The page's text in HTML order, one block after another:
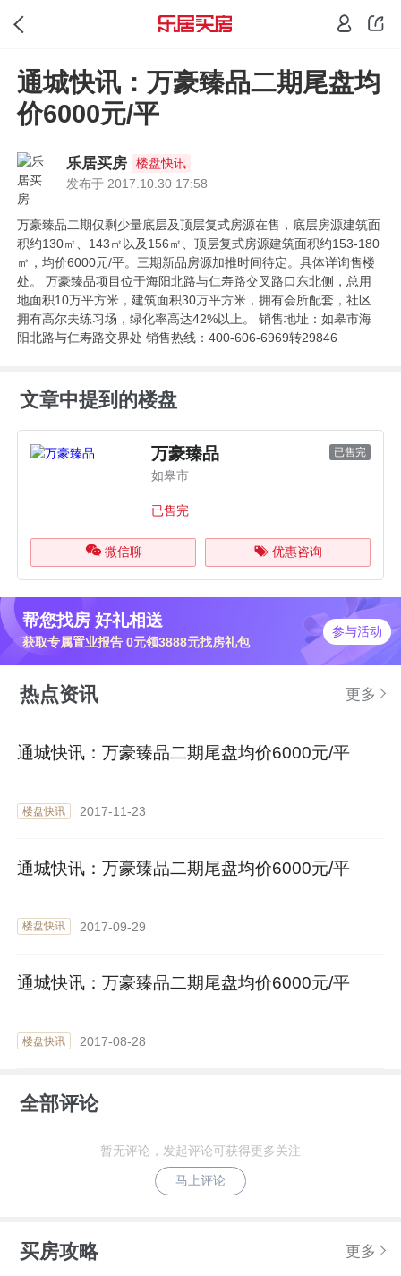
通城快讯：万豪臻品二期尾盘均
价6000元/平
乐居买房
楼盘快讯
发布于 2017.10.30 17:58
万豪臻品二期仅剩少量底层及顶层复式房源在售，底层房源建筑面
积约130㎡、143㎡以及156㎡、顶层复式房源建筑面积约153-180
㎡，均价6000元/平。三期新品房源加推时间待定。具体详询售楼
处。 万豪臻品项目位于海阳北路与仁寿路交叉路口东北侧，总用
地面积10万平方米，建筑面积30万平方米，拥有会所配套，社区
拥有高尔夫练习场，绿化率高达42%以上。 销售地址：如皋市海
阳北路与仁寿路交界处 销售热线：400-606-6969转29846
文章中提到的楼盘
万豪臻品 已售完
如皋市
已售完
微信聊 优惠咨询
帮您找房 好礼相送
获取专属置业报告 0元领3888元找房礼包
参与活动
热点资讯 更多
通城快讯：万豪臻品二期尾盘均价6000元/平
楼盘快讯 2017-11-23
通城快讯：万豪臻品二期尾盘均价6000元/平
楼盘快讯 2017-09-29
通城快讯：万豪臻品二期尾盘均价6000元/平
楼盘快讯 2017-08-28
全部评论
暂无评论，发起评论可获得更多关注
马上评论
买房攻略 更多